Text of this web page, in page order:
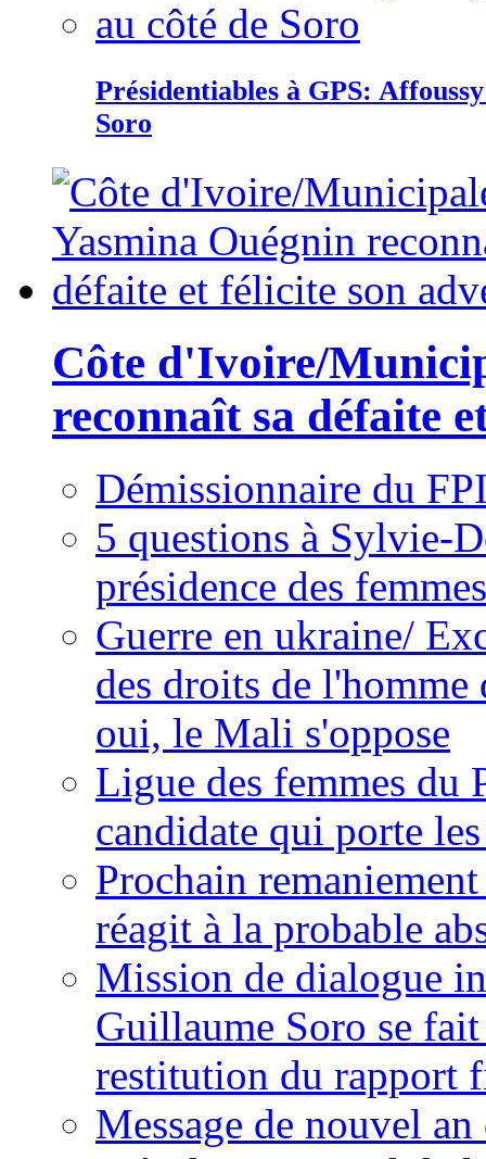
Présidentiables à GPS:
Soro
Côte d'Ivoire/
reconnaît sa défaite
Démissionnaire du
5 questions à Sylvie-
présidence des
Guerre en ukraine/
des droits de
oui, le Mali s'oppose
Ligue des femmes du
candidate qui porte
Prochain
réagit à la probable
Mission de dialogue
Guillaume Soro se
restitution du rapport
Message de nouvel